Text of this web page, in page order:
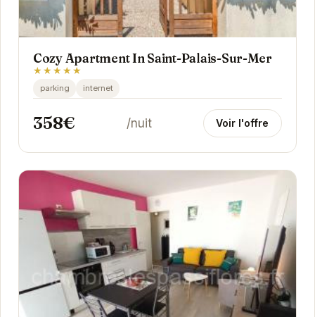
Cozy Apartment In Saint-Palais-Sur-Mer
★★★★★
parking internet
358€ /nuit Voir l'offre